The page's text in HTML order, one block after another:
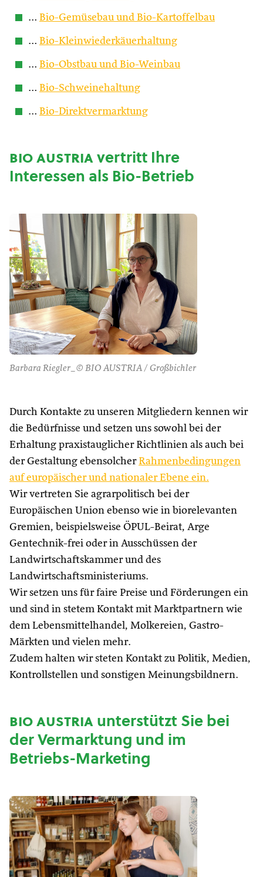
… Bio-Gemüsebau und Bio-Kartoffelbau
… Bio-Kleinwiederkäuerhaltung
… Bio-Obstbau und Bio-Weinbau
… Bio-Schweinehaltung
… Bio-Direktvermarktung
bio austriavertritt Ihre
Interessen als Bio-Betrieb
Barbara Riegler_© BIO AUSTRIA / Großbichler
Durch Kontakte zu unseren Mitgliedern kennen wir
die Bedürfnisse und setzen uns sowohl bei der
Erhaltung praxistauglicher Richtlinien als auch bei
der Gestaltung ebensolcher Rahmenbedingungen
auf europäischer und nationaler Ebene ein.
Wir vertreten Sie agrarpolitisch bei der
Europäischen Union ebenso wie in biorelevanten
Gremien, beispielsweise ÖPUL-Beirat, Arge
Gentechnik-frei oder in Ausschüssen der
Landwirtschaftskammer und des
Landwirtschaftsministeriums.
Wir setzen uns für faire Preise und Förderungen ein
und sind in stetem Kontakt mit Marktpartnern wie
dem Lebensmittelhandel, Molkereien, Gastro-
Märkten und vielen mehr.
Zudem halten wir steten Kontakt zu Politik, Medien,
Kontrollstellen und sonstigen Meinungsbildnern.
bio austriaunterstützt Sie bei
der Vermarktung und im
Betriebs-Marketing